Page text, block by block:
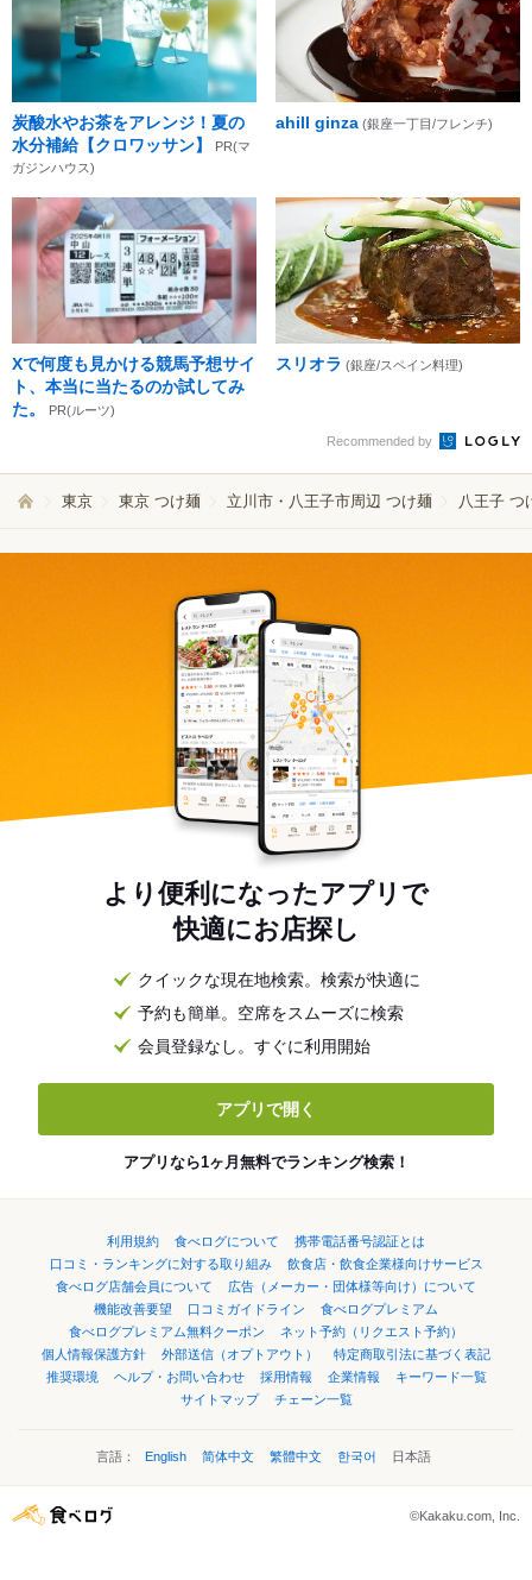
炭酸水やお茶をアレンジ！夏の
水分補給【クロワッサン】
PR(マ
ガジンハウス)
ahill ginza (銀座一丁目/フレンチ)
Xで何度も見かける競馬予想サイ
ト、本当に当たるのか試してみ
た。
PR(ルーツ)
スリオラ (銀座/スペイン料理)
Recommended by
東京 東京 つけ麺 立川市・八王子市周辺 つけ麺 八王子 つ
より便利になったアプリで
快適にお店探し
クイックな現在地検索。検索が快適に
予約も簡単。空席をスムーズに検索
会員登録なし。すぐに利用開始
アプリで開く
アプリなら1ヶ月無料でランキング検索！
利用規約 食べログについて
携帯電話番号認証とは
口コミ・ランキングに対する取り組み
飲食店・飲食企業様向けサービス
食べログ店舗会員について
広告（メーカー・団体様等向け）について
機能改善要望
口コミガイドライン
食べログプレミアム
食べログプレミアム無料クーポン
ネット予約（リクエスト予約）
個人情報保護方針
外部送信（オプトアウト）
特定商取引法に基づく表記
推奨環境
ヘルプ・お問い合わせ 採用情報 企業情報
キーワード一覧
サイトマップ
チェーン一覧
言語： English 简体中文 繁體中文 한국어 日本語
©Kakaku.com, Inc.